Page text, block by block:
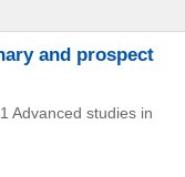
and prospect
Advanced studies in